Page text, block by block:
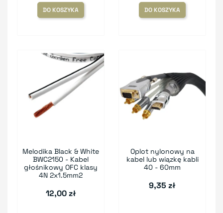
DO KOSZYKA DO KOSZYKA
Melodika Black & White
BWC2150 - Kabel
głośnikowy OFC klasy
4N 2x1.5mm2
12,00 zł
Oplot nylonowy na
kabel lub wiązkę kabli
40 - 60mm
9,35 zł